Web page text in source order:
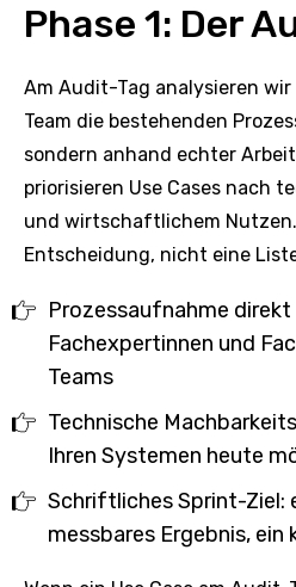
Phase 1: Der
Am Audit-Tag analysieren
Team die bestehenden
sondern anhand echter
priorisieren Use Cases nach
und wirtschaftlichem
Entscheidung, nicht eine
Prozessaufnahme
Fachexpertinnen und
Teams
Technische
Ihren Systemen heute
Schriftliches Sprint-Ziel:
messbares Ergebnis, ein